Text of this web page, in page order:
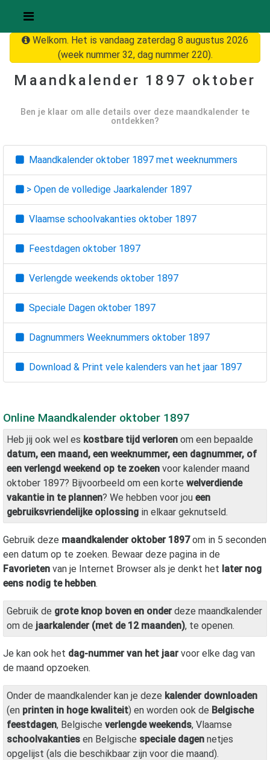
Welkom. Het is vandaag zaterdag 8 augustus 2026
(week nummer 32, dag nummer 220).
Maandkalender 1897 oktober
Ben je klaar om alle details over deze maandkalender te
ontdekken?
Maandkalender oktober 1897 met weeknummers
> Open de volledige Jaarkalender 1897
Vlaamse schoolvakanties oktober 1897
Feestdagen oktober 1897
Verlengde weekends oktober 1897
Speciale Dagen oktober 1897
Dagnummers Weeknummers oktober 1897
Download & Print vele kalenders van het jaar 1897
Online Maandkalender oktober 1897
Heb jij ook wel es kostbare tijd verloren om een bepaalde
datum, een maand, een weeknummer, een dagnummer, of
een verlengd weekend op te zoeken voor kalender maand
oktober 1897? Bijvoorbeeld om een korte welverdiende
vakantie in te plannen? We hebben voor jou een
gebruiksvriendelijke oplossing in elkaar geknutseld.
Gebruik deze maandkalender oktober 1897om in 5 seconden
een datum op te zoeken. Bewaar deze pagina in de
Favorieten van je Internet Browser als je denkt het later nog
eens nodig te hebben.
Gebruik de grote knop boven en onderdeze maandkalender
om de jaarkalender (met de 12 maanden), te openen.
Je kan ook het dag-nummer van het jaarvoor elke dag van
de maand opzoeken.
Onder de maandkalender kan je deze kalender downloaden
(en printen in hoge kwaliteit) en worden ook de Belgische
feestdagen, Belgische verlengde weekends, Vlaamse
schoolvakanties en Belgische speciale dagen netjes
opgelijst (als die beschikbaar zijn voor die maand).